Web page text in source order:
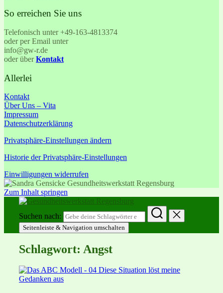
So erreichen Sie uns
Telefonisch unter +49-163-4813374
oder per Email unter
info@gw-r.de
oder überKontakt
Allerlei
Kontakt
Über Uns – Vita
Impressum
Datenschutzerklärung
Privatsphäre-Einstellungen ändern
Historie der Privatsphäre-Einstellungen
Einwilligungen widerrufen
Zum Inhalt springen
Suchen nach:
Seitenleiste & Navigation umschalten
Schlagwort: Angst